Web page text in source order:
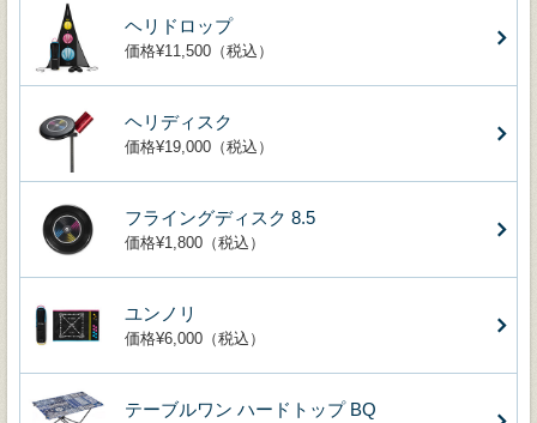
ヘリドロップ
価格¥11,500（税込）
ヘリディスク
価格¥19,000（税込）
フライングディスク 8.5
価格¥1,800（税込）
ユンノリ
価格¥6,000（税込）
テーブルワン ハードトップ BQ